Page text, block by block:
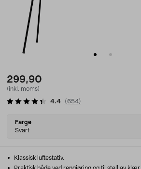
299,90
(inkl. moms)
4.4 (654)
Select
variant
Farge
Svart
Klassisk luftestativ.